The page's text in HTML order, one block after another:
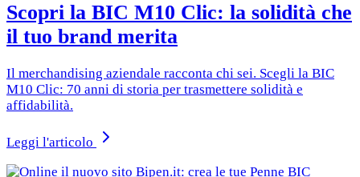
Scopri la BIC M10 Clic: la solidità che
il tuo brand merita
Il merchandising aziendale racconta chi sei. Scegli la BIC
M10 Clic: 70 anni di storia per trasmettere solidità e
affidabilità.
Leggi l'articolo